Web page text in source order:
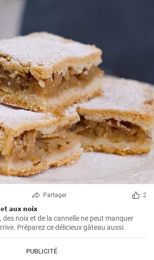
Partager 2
aux noix
des noix et de la cannelle ne peut manquer
Préparez ce délicieux gâteau aussi.
PUBLICITÉ